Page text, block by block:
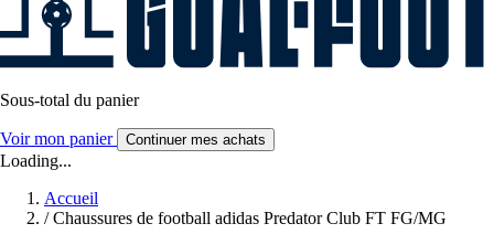
Sous-total du panier
Voir mon panier Continuer mes achats
Loading...
Accueil
/ Chaussures de football adidas Predator Club FT FG/MG